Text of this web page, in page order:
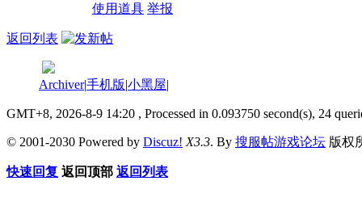
使用道具 举报
返回列表
Archiver|手机版|小黑屋|
GMT+8, 2026-8-9 14:20 , Processed in 0.093750 second(s), 24
© 2001-2030 Powered by Discuz! X3.3. By 搜服帖游戏论坛 版权
快速回复 返回顶部 返回列表